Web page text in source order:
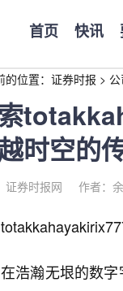
首页 快讯
位置： 证券时报 >
时空的
证券时报网 作者：
在浩瀚无垠的数